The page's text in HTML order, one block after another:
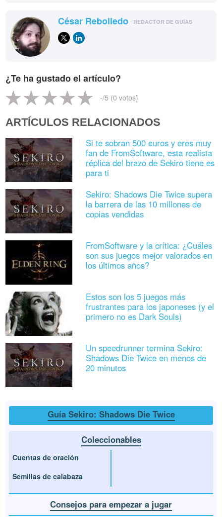
César Rebolledo REDACTOR DE GUÍAS
¿Te ha gustado el artículo?
-/5 (0 votos)
ARTÍCULOS RELACIONADOS
Si te sobran 500 euros y eres muy
fan de FromSoftware, esta realista
réplica del brazo de Sekiro tiene es
para ti
Sekiro: Shadows Die Twice supera
la barrera de las 10 millones de
copias vendidas
FromSoftware y la crítica: ¿Cuáles
son sus juegos mejor valorados en
los últimos años?
Estos son los 5 juegos más
frustrantes para los japoneses (y el
primero no es Dark Souls)
Un speedrunner termina Sekiro:
Shadows Die Twice en menos de
20 minutos
Guía Sekiro: Shadows Die Twice
Coleccionables
Cuentas de oración
Semillas de calabaza
Consejos para empezar a jugar